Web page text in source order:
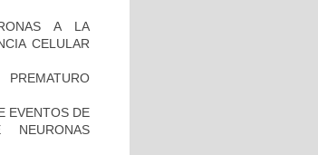
A LA
CELULAR
EVENTOS DE